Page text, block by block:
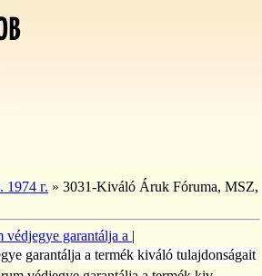
1974 г. » 3031-Kiváló Áruk Fóruma, MSZ,
garantálja a |
garantálja a termék kiváló tulajdonságait